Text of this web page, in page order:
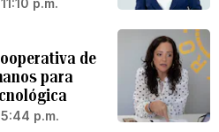
p.m.
de
para
p.m.